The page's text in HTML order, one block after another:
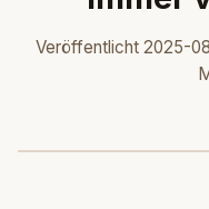
Veröffentlicht 2025-